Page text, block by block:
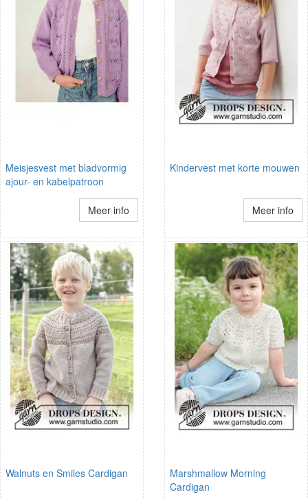
Meisjesvest met bladvormig
ajour- en kabelpatroon
Meer info
Kindervest met korte mouwen
Meer info
Walnuts en Smiles Cardigan
Marshmallow Morning
Cardigan